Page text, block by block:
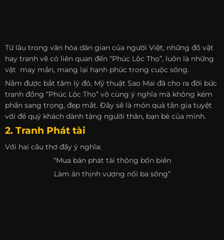
Từ lâu trong văn hóa dân gian của người Việt, những đồ vật
hay tranh vẽ có liên quan đến “Phúc Lộc Thọ”, luôn là những
vật may mắn, mang lại hạnh phúc trong cuộc sống.
Nắm được bắt tâm lý đó, Mỹ thuật Sao Mai đã cho ra đời bức
tranh đồng “Phúc Lộc Thọ” vô cùng ý nghĩa mà không kém
phần sang trọng, đẹp mắt. Đây sẽ là món quà tân gia tuyệt
vời để quý khách dành tặng người thân, bạn bè của mình.
2. Tranh Phát tài
Với hai câu thơ đầy ý nghĩa:
“Mua bán phát tài thông bốn biển
Làm ăn thịnh vượng nối ba sông”